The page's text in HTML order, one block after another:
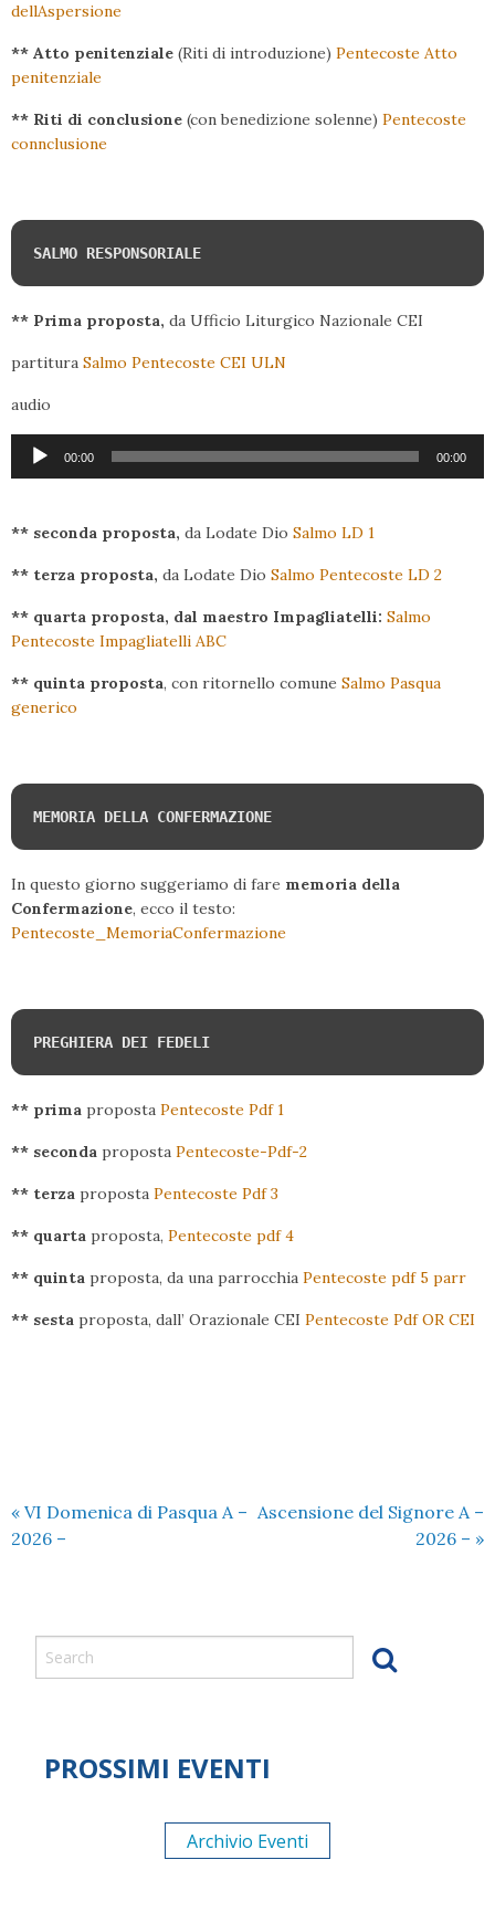
dellAspersione
** Atto penitenziale (Riti di introduzione) Pentecoste Atto
penitenziale
** Riti di conclusione (con benedizione solenne) Pentecoste
connclusione
SALMO RESPONSORIALE
** Prima proposta, da Ufficio Liturgico Nazionale CEI
partitura Salmo Pentecoste CEI ULN
audio
Audio
Player
00:00 00:00
** seconda proposta, da Lodate Dio Salmo LD 1
** terza proposta, da Lodate Dio Salmo Pentecoste LD 2
** quarta proposta, dal maestro Impagliatelli: Salmo
Pentecoste Impagliatelli ABC
** quinta proposta, con ritornello comune Salmo Pasqua
generico
MEMORIA DELLA CONFERMAZIONE
In questo giorno suggeriamo di fare memoria della
Confermazione, ecco il testo:
Pentecoste_MemoriaConfermazione
PREGHIERA DEI FEDELI
** prima proposta Pentecoste Pdf 1
** seconda proposta Pentecoste-Pdf-2
** terza proposta Pentecoste Pdf 3
** quarta proposta, Pentecoste pdf 4
** quinta proposta, da una parrocchia Pentecoste pdf 5 parr
** sesta proposta, dall’ Orazionale CEI Pentecoste Pdf OR CEI
« VI Domenica di Pasqua A –
2026 –
Ascensione del Signore A –
2026 – »
PROSSIMI EVENTI
Archivio Eventi